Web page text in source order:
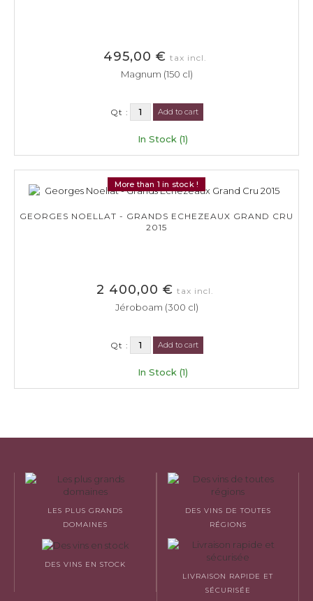
495,00 € tax incl.
Magnum (150 cl)
Qt : Add to cart
In Stock (1)
More than 1 in stock !
GEORGES NOELLAT - GRANDS ECHEZEAUX GRAND CRU
2015
2 400,00 € tax incl.
Jéroboam (300 cl)
Qt : Add to cart
In Stock (1)
LES PLUS GRANDS
DOMAINES
DES VINS DE TOUTES
RÉGIONS
DES VINS EN STOCK
LIVRAISON RAPIDE ET
SÉCURISÉE